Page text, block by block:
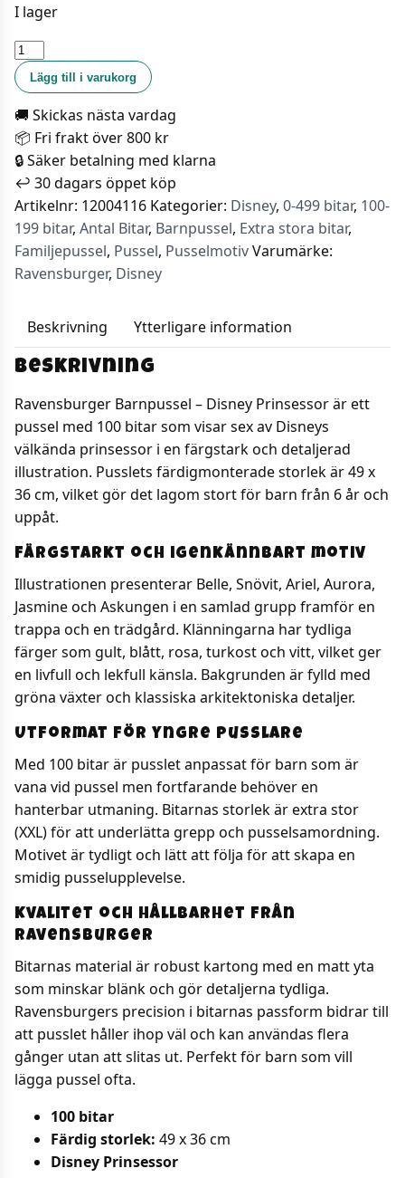
I lager
Ravensburger
Barnpussel
-
Disney
Prinsessor
100bitar
mängd
Lägg till i varukorg
🚚 Skickas nästa vardag
📦 Fri frakt över 800 kr
🔒 Säker betalning med klarna
↩️ 30 dagars öppet köp
Artikelnr: 12004116 Kategorier: Disney, 0-499 bitar, 100-
199 bitar, Antal Bitar, Barnpussel, Extra stora bitar,
Familjepussel, Pussel, PusselmotivVarumärke:
Ravensburger, Disney
Beskrivning Ytterligare information
Beskrivning
Ravensburger Barnpussel – Disney Prinsessor är ett
pussel med 100 bitar som visar sex av Disneys
välkända prinsessor i en färgstark och detaljerad
illustration. Pusslets färdigmonterade storlek är 49 x
36 cm, vilket gör det lagom stort för barn från 6 år och
uppåt.
Färgstarkt och igenkännbart motiv
Illustrationen presenterar Belle, Snövit, Ariel, Aurora,
Jasmine och Askungen i en samlad grupp framför en
trappa och en trädgård. Klänningarna har tydliga
färger som gult, blått, rosa, turkost och vitt, vilket ger
en livfull och lekfull känsla. Bakgrunden är fylld med
gröna växter och klassiska arkitektoniska detaljer.
Utformat för yngre pusslare
Med 100 bitar är pusslet anpassat för barn som är
vana vid pussel men fortfarande behöver en
hanterbar utmaning. Bitarnas storlek är extra stor
(XXL) för att underlätta grepp och pusselsamordning.
Motivet är tydligt och lätt att följa för att skapa en
smidig pusselupplevelse.
Kvalitet och hållbarhet från
Ravensburger
Bitarnas material är robust kartong med en matt yta
som minskar blänk och gör detaljerna tydliga.
Ravensburgers precision i bitarnas passform bidrar till
att pusslet håller ihop väl och kan användas flera
gånger utan att slitas ut. Perfekt för barn som vill
lägga pussel ofta.
100 bitar
Färdig storlek: 49 x 36 cm
Disney Prinsessor